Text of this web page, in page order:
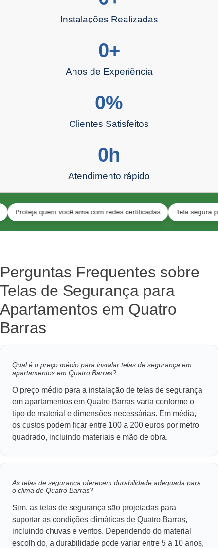
Instalações Realizadas
Anos de Experiência
0+
Clientes Satisfeitos
0%
Atendimento rápido
0h
quem você ama com redes certificadas Tela segura para
Perguntas Frequentes sobre
Telas de Segurança para
Apartamentos em Quatro
Barras
Qual é o preço médio para instalar telas de segurança em
apartamentos em Quatro Barras?
O preço médio para a instalação de telas de segurança
em apartamentos em Quatro Barras varia conforme o
tipo de material e dimensões necessárias. Em média,
os custos podem ficar entre 100 a 200 euros por metro
quadrado, incluindo materiais e mão de obra.
As telas de segurança oferecem durabilidade adequada para
o clima de Quatro Barras?
Sim, as telas de segurança são projetadas para
suportar as condições climáticas de Quatro Barras,
incluindo chuvas e ventos. Dependendo do material
escolhido, a durabilidade pode variar entre 5 a 10 anos,